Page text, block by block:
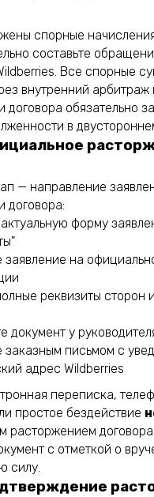
спорные
составьте
Все спорные
внутренний
договора обязательно
в
— направление
договора:
форму
заявление на
реквизиты сторон
документ у
заказным письмом с
адрес Wildberries
переписка,
простое бездействие
расторжением
с отметкой о
силу.